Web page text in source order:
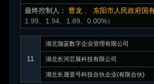
最终控制人：
曹龙 东阳市人民政府国
1.99、1.94、1.89、0.00%）
11
湖北珈蓝数字企业管理有限公司
湖北长河芯展科技有限公司
湖北长晟壹号科技合伙企业(有限合伙)